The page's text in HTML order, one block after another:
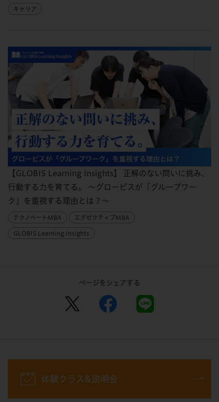
キャリア
【GLOBIS Learning Insights】 正解のない問いに挑み、
行動する力を育てる。 ～グロービスが「グループワー
ク」を重視する理由とは？～
テクノベートMBA エグゼクティブMBA
GLOBIS Learning Insights
ページをシェアする
体験クラス&説明会